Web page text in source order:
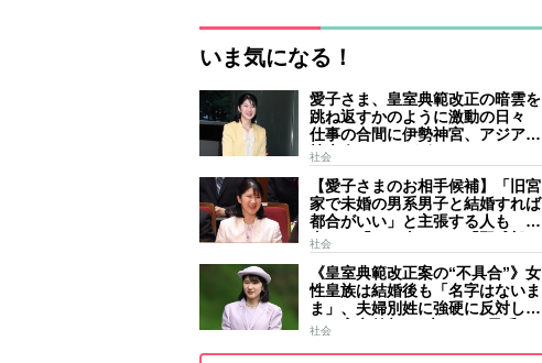
いま気になる！
愛子さま、皇室典範改正の暗雲を
跳ね返すかのように激動の日々
仕事の合間に伊勢神宮、アジア競
技大会、シンガポール…スケジュ
ールはびっしり 「天皇家のご長
女」の揺るがぬ思い
社会
【愛子さまのお相手候補】「旧宮
家で未婚の男系男子と結婚すれば
都合がいい」と主張する人も 過
去には「のび太くん」「野球部エ
ース」「華道家元の孫」などの名
前
社会
《皇室典範改正案の“不具合”》女
性皇族は結婚後も「名字はないま
ま」、夫婦別姓に強硬に反対して
きた高市首相の“大いなる矛盾”
社会